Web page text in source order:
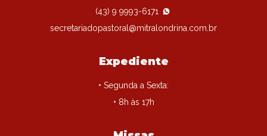
(43) 9 9993-6171
secretariadopastoral@mitralondrina.com.br
Expediente
• Segunda a Sexta:
• 8h às 17h